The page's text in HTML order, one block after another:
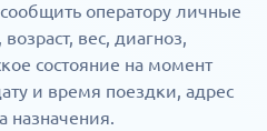
оператору личные
вес, диагноз,
состояние на момент
и время поездки, адрес
назначения.